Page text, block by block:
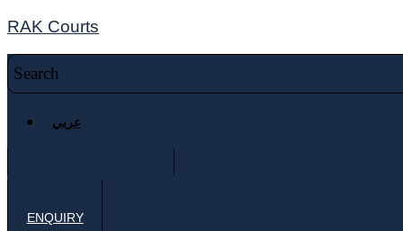
RAK Courts
عربي
ENQUIRY